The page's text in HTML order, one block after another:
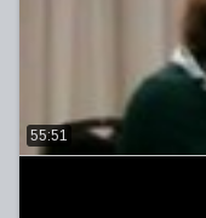
55:51